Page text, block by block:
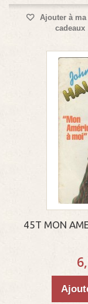
Ajouter à
cadeaux
45T MON